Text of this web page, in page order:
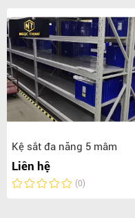
Kệ sắt đa năng 5 mâm
Liên hệ
(0)